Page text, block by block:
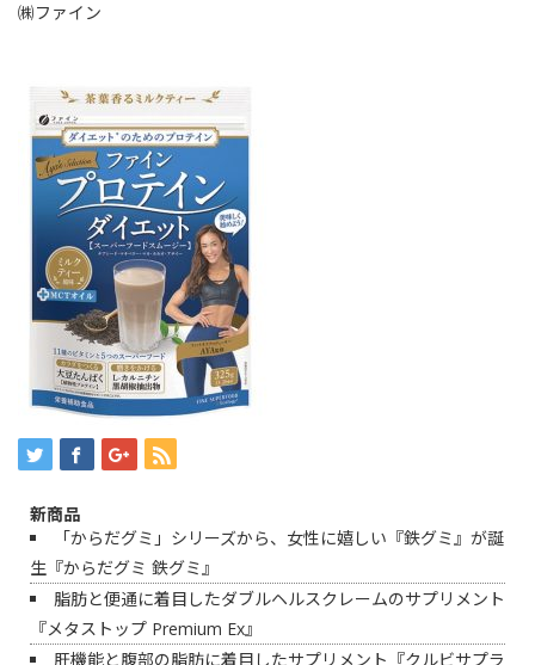
㈱ファイン
新商品
「からだグミ」シリーズから、女性に嬉しい『鉄グミ』が誕
生『からだグミ 鉄グミ』
脂肪と便通に着目したダブルヘルスクレームのサプリメント
『メタストップ Premium Ex』
肝機能と腹部の脂肪に着目したサプリメント『クルビサプラ